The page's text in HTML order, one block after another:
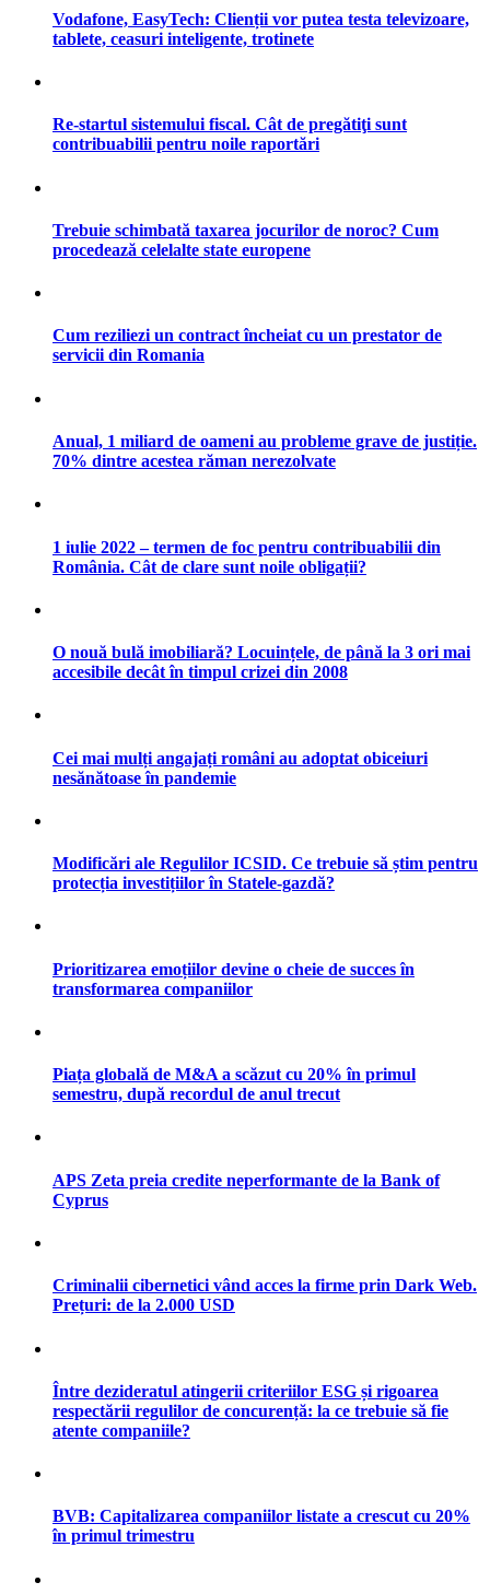
Vodafone, EasyTech: Clienții vor putea testa televizoare,
tablete, ceasuri inteligente, trotinete
Re-startul sistemului fiscal. Cât de pregătiţi sunt
contribuabilii pentru noile raportări
Trebuie schimbată taxarea jocurilor de noroc? Cum
procedează celelalte state europene
Cum reziliezi un contract încheiat cu un prestator de
servicii din Romania
Anual, 1 miliard de oameni au probleme grave de justiție.
70% dintre acestea răman nerezolvate
1 iulie 2022 – termen de foc pentru contribuabilii din
România. Cât de clare sunt noile obligații?
O nouă bulă imobiliară? Locuințele, de până la 3 ori mai
accesibile decât în timpul crizei din 2008
Cei mai mulți angajați români au adoptat obiceiuri
nesănătoase în pandemie
Modificări ale Regulilor ICSID. Ce trebuie să știm pentru
protecția investițiilor în Statele-gazdă?
Prioritizarea emoțiilor devine o cheie de succes în
transformarea companiilor
Piața globală de M&A a scăzut cu 20% în primul
semestru, după recordul de anul trecut
APS Zeta preia credite neperformante de la Bank of
Cyprus
Criminalii cibernetici vând acces la firme prin Dark Web.
Prețuri: de la 2.000 USD
Între dezideratul atingerii criteriilor ESG și rigoarea
respectării regulilor de concurență: la ce trebuie să fie
atente companiile?
BVB: Capitalizarea companiilor listate a crescut cu 20%
în primul trimestru